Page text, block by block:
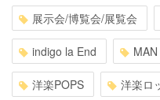
展示会/博覧会/展覧会
indigo la End
洋楽POPS 洋楽ロ